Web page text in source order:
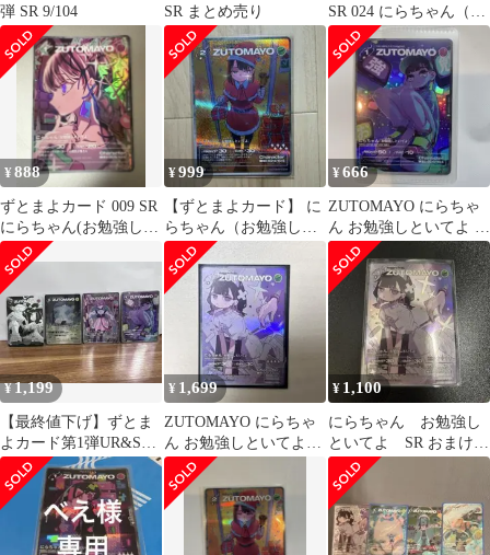
弾 SR 9/104
SR まとめ売り
SR 024 にらちゃん（お
勉強しといてよ）
¥888
ずとまよカード 009 SR
にらちゃん(お勉強しと
いてよ) おまけ付き
¥999
【ずとまよカード】 に
らちゃん（お勉強しと
いてよ） SR
¥666
ZUTOMAYO にらちゃ
ん お勉強しといてよ カ
ード SR
¥1,199
【最終値下げ】ずとま
よカード第1弾UR&SR4
枚にらちゃんグレイヌ
研究所
¥ 1,699
ZUTOMAYO にらちゃ
ん お勉強しといてよ
SR カード 023/104
¥ 1,100
にらちゃん お勉強し
といてよ SR おまけ付
き